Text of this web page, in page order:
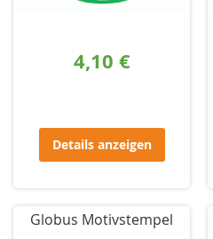
4,10 €
Details anzeigen
Globus Motivstempel